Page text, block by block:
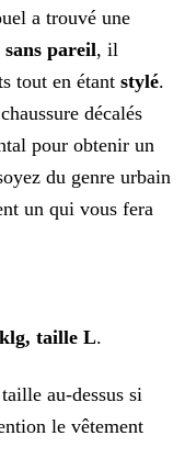
a trouvé une
pareil, il
tout en étant stylé.
décalés
pour obtenir un
du genre urbain
un qui vous fera
taille L.
au-dessus si
le vêtement